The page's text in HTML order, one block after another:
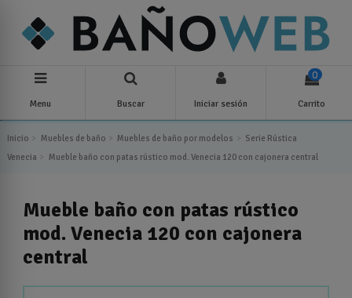
Menu Buscar Iniciar sesión
0
Carrito
Inicio Muebles de baño Muebles de baño por modelos
Serie Rústica
Venecia
Mueble baño con patas rústico mod. Venecia 120 con cajonera central
Mueble baño con patas rústico
mod. Venecia 120 con cajonera
central